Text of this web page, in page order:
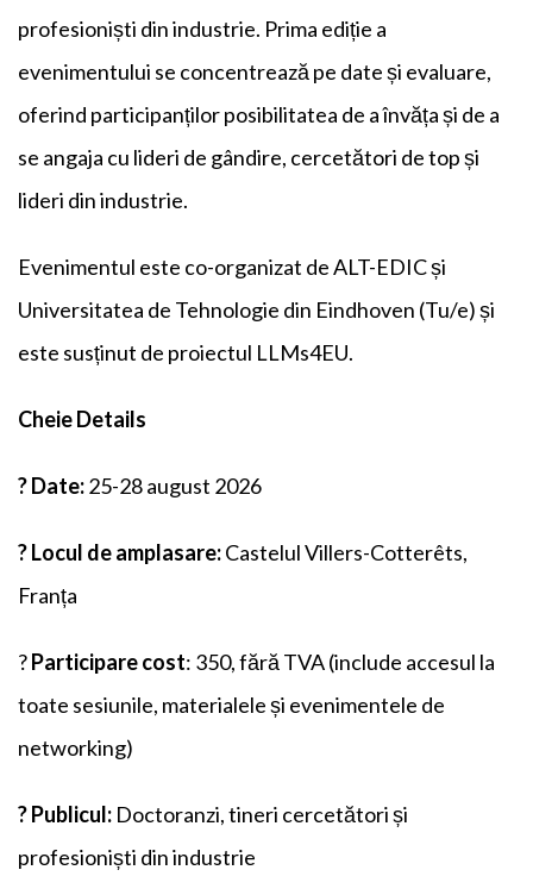
profesioniști din industrie. Prima ediție a
evenimentului se concentrează pe date și evaluare,
oferind participanților posibilitatea de a învăța și de a
se angaja cu lideri de gândire, cercetători de top și
lideri din industrie.
Evenimentul este co-organizat de ALT-EDIC și
Universitatea de Tehnologie din Eindhoven (Tu/e) și
este susținut de proiectul LLMs4EU.
CheieDetails
?Date:25-28 august 2026
?Locul de amplasare:Castelul Villers-Cotterêts,
Franța
?Participarecost: 350, fără TVA (include accesul la
toate sesiunile, materialele și evenimentele de
networking)
?Publicul: Doctoranzi, tineri cercetători și
profesioniști din industrie